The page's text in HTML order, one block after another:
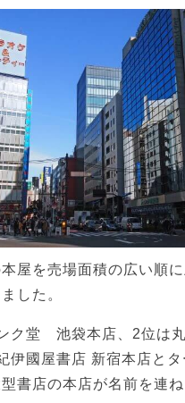
屋を売場面積の広い順
した。
ク堂 池袋本店、2位は
伊國屋書店 新宿本店とタ
書店の本店が名前を連ね